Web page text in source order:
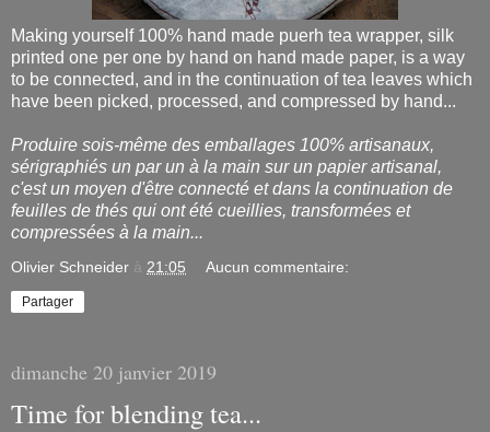
Making yourself 100% hand made puerh tea wrapper, silk
printed one per one by hand on hand made paper, is a way
to be connected, and in the continuation of tea leaves which
have been picked, processed, and compressed by hand...
Produire sois-même des emballages 100% artisanaux,
sérigraphiés un par un à la main sur un papier artisanal,
c'est un moyen d'être connecté et dans la continuation de
feuilles de thés qui ont été cueillies, transformées et
compressées à la main...
Olivier Schneider à 21:05 Aucun commentaire:
Partager
dimanche 20 janvier 2019
Time for blending tea...